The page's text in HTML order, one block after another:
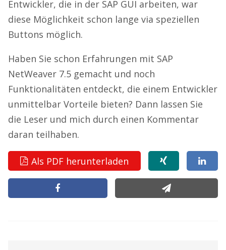
Entwickler, die in der SAP GUI arbeiten, war
diese Möglichkeit schon lange via speziellen
Buttons möglich.
Haben Sie schon Erfahrungen mit SAP
NetWeaver 7.5 gemacht und noch
Funktionalitäten entdeckt, die einem Entwickler
unmittelbar Vorteile bieten? Dann lassen Sie
die Leser und mich durch einen Kommentar
daran teilhaben.
Als PDF herunterladen